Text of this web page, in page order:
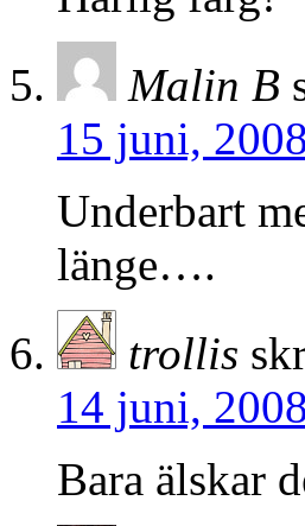
Malin B
15 juni,
Underbart
länge….
trollis
14 juni,
Bara älskar